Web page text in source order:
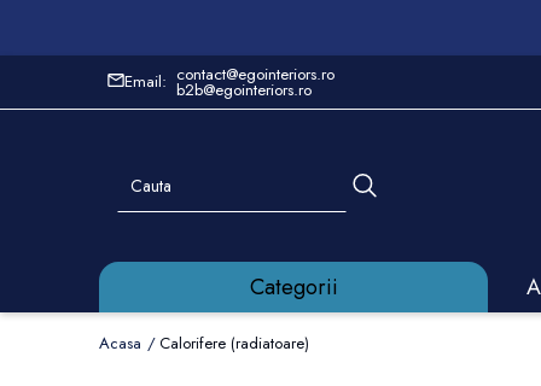
Email: contact@egointeriors.ro
b2b@egointeriors.ro
Categorii
Acasa Calorifere (radiatoare)